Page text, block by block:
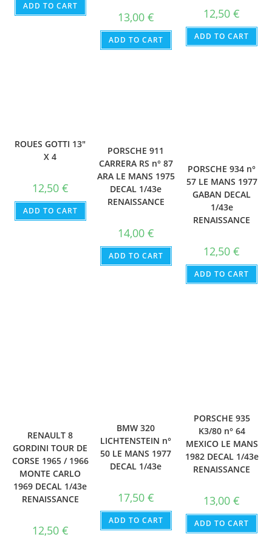
ADD TO CART
13,00 €
ADD TO CART
12,50€
ADD TO CART
ROUES GOTTI 13″
X 4
12,50 €
ADD TO CART
PORSCHE 911
CARRERA RS n° 87
ARA LE MANS 1975
DECAL 1/43e
RENAISSANCE
14,00 €
ADD TO CART
PORSCHE 934 n°
57 LE MANS 1977
GABAN DECAL
1/43e
RENAISSANCE
12,50€
ADD TO CART
RENAULT 8
GORDINI TOUR DE
CORSE 1965 / 1966
MONTE CARLO
1969 DECAL 1/43e
RENAISSANCE
12,50 €
BMW 320
LICHTENSTEIN n°
50 LE MANS 1977
DECAL 1/43e
17,50 €
ADD TO CART
PORSCHE 935
K3/80 n° 64
MEXICO LE MANS
1982 DECAL 1/43e
RENAISSANCE
13,00€
ADD TO CART